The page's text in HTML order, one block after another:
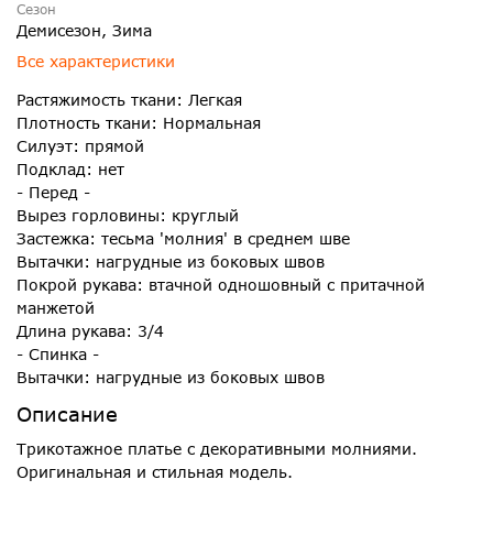
Сезон
Демисезон, Зима
Все характеристики
Растяжимость ткани: Легкая
Плотность ткани: Нормальная
Силуэт: прямой
Подклад: нет
- Перед -
Вырез горловины: круглый
Застежка: тесьма 'молния' в среднем шве
Вытачки: нагрудные из боковых швов
Покрой рукава: втачной одношовный с притачной
манжетой
Длина рукава: 3/4
- Спинка -
Вытачки: нагрудные из боковых швов
Описание
Трикотажное платье с декоративными молниями.
Оригинальная и стильная модель.